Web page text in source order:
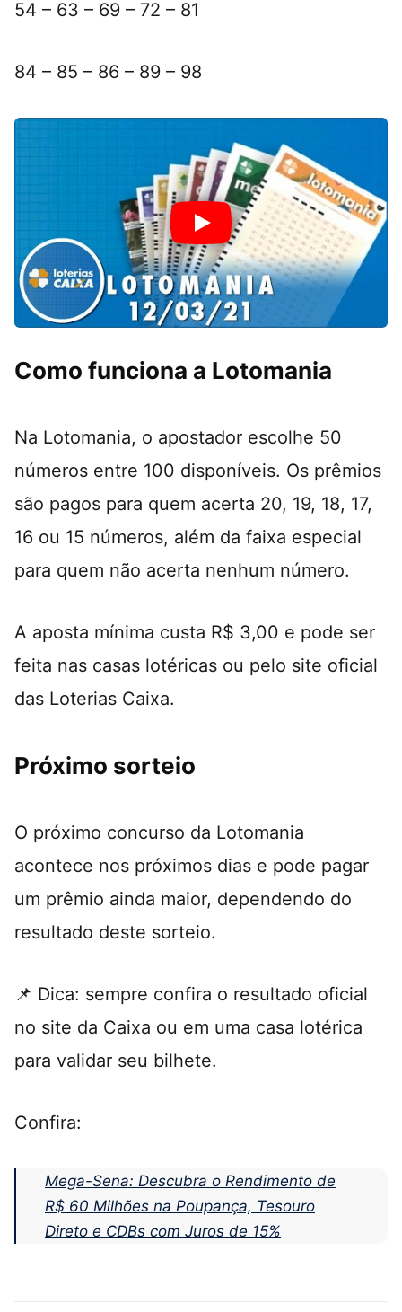
54 – 63 – 69 – 72 – 81
84 – 85 – 86 – 89 – 98
Como funciona a Lotomania
Na Lotomania, o apostador escolhe 50
números entre 100 disponíveis. Os prêmios
são pagos para quem acerta 20, 19, 18, 17,
16 ou 15 números, além da faixa especial
para quem não acerta nenhum número.
A aposta mínima custa R$ 3,00 e pode ser
feita nas casas lotéricas ou pelo site oficial
das Loterias Caixa.
Próximo sorteio
O próximo concurso da Lotomania
acontece nos próximos dias e pode pagar
um prêmio ainda maior, dependendo do
resultado deste sorteio.
📌 Dica: sempre confira o resultado oficial
no site da Caixa ou em uma casa lotérica
para validar seu bilhete.
Confira:
Mega-Sena: Descubra o Rendimento de
R$ 60 Milhões na Poupança, Tesouro
Direto e CDBs com Juros de 15%